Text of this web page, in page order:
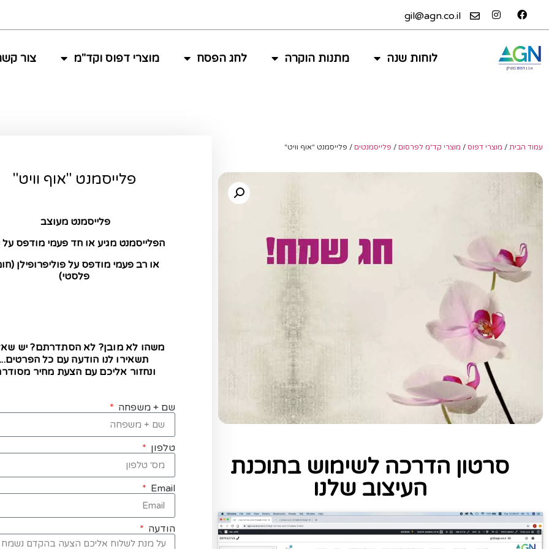
gil@agn.co.il
לוחות שנה מתנות הוקרה לחג הפסח מוצרי דפוס וקד"מ צור
עמוד הבית / מוצרי דפוס / מוצרי קד״מ לפרסום / פלייסמנטים / פלייסמנט "אוף וויט"
סרטון הדרכה לשימוש בתוכנת
העיצוב שלנו
פלייסמנט "אוף וויט"
פלייסמנט מעוצב
הפלייסמנט מגיע או חד פעמי מודפס על
או רב פעמי מודפס על פוליפרופילן
פלסטי)
משהו לא מובן? לא הסתדרתם? יש
תשאירו לנו הודעה עם כל הפרטים...
ונחזור אליכם עם הצעת מחיר
שם + משפחה
טלפון
Email
הודעה